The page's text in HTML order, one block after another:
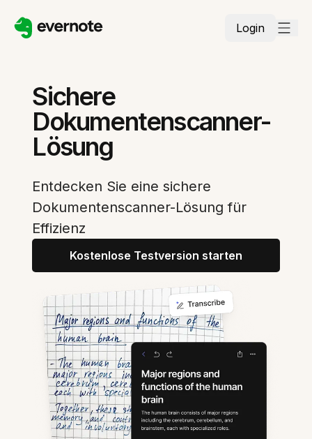
Login
Sichere
Dokumentenscanner-
Lösung
Entdecken Sie eine sichere
Dokumentenscanner-Lösung für
Effizienz
Kostenlose Testversion starten